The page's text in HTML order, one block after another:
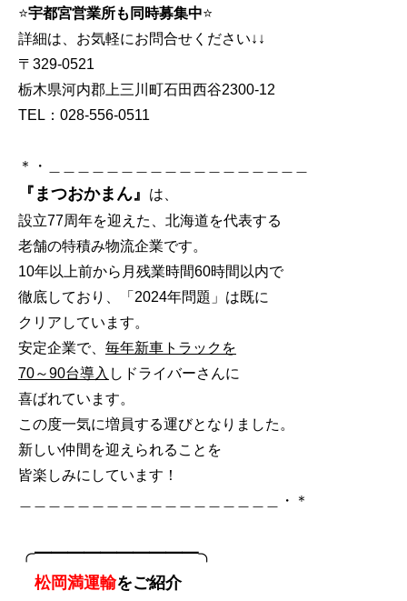
⭐宇都宮営業所も同時募集中⭐
詳細は、お気軽にお問合せください↓↓
〒329-0521
栃木県河内郡上三川町石田西谷2300-12
TEL：028-556-0511
＊・＿＿＿＿＿＿＿＿＿＿＿＿＿＿＿＿＿＿
『まつおかまん』
は、
設立77周年を迎えた、北海道を代表する
老舗の特積み物流企業です。
10年以上前から月残業時間60時間以内で
徹底しており、「2024年問題」は既に
クリアしています。
安定企業で、 毎年新車トラックを
70～90台導入 しドライバーさんに
喜ばれています。
この度一気に増員する運びとなりました。
新しい仲間を迎えられることを
皆楽しみにしています！
＿＿＿＿＿＿＿＿＿＿＿＿＿＿＿＿＿＿・＊
╭━━━━━━━━━━╮
松岡満運輸をご紹介